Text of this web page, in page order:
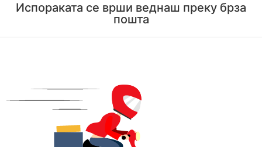
Испораката се врши веднаш преку брза
пошта